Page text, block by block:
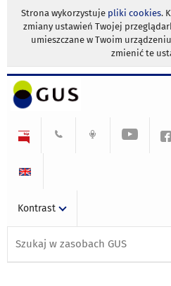
Strona wykorzystuje pliki cookies.
zmiany ustawień Twojej
umieszczane w Twoim
zmienić te
Kontrast